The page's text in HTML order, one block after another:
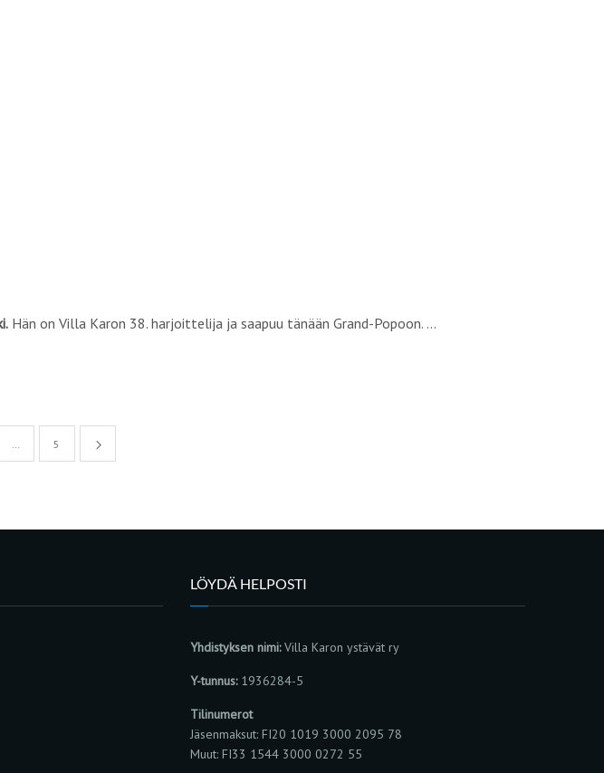
Hän on Villa Karon 38. harjoittelija ja saapuu tänään Grand-Popoon. …
… 5
LÖYDÄ HELPOSTI
Yhdistyksen nimi:Villa Karon ystävät ry
Y-tunnus:1936284-5
Tilinumerot
Jäsenmaksut: FI20 1019 3000 2095 78
Muut: FI33 1544 3000 0272 55